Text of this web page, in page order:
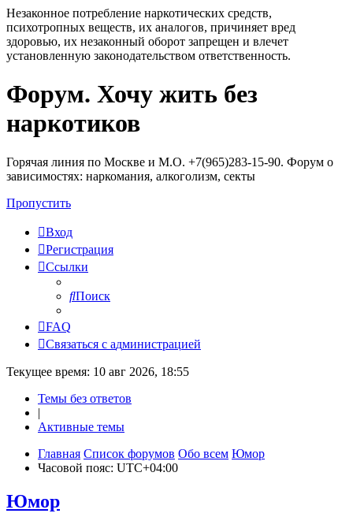
Незаконное потребление наркотических средств,
психотропных веществ, их аналогов, причиняет вред
здоровью, их незаконный оборот запрещен и влечет
установленную законодательством ответственность.
Регистрация
Форум. Хочу жить без
наркотиков
Горячая линия по Москве и М.О. +7(965)283-15-90. Форум о
зависимостях: наркомания, алкоголизм, секты
Пропустить
Вход
Регистрация
Ссылки
Поиск
FAQ
Связаться с администрацией
Текущее время: 10 авг 2026, 18:55
Темы без ответов
|
Активные темы
Главная Список форумов Обо всем Юмор
Часовой пояс: UTC+04:00
Юмор